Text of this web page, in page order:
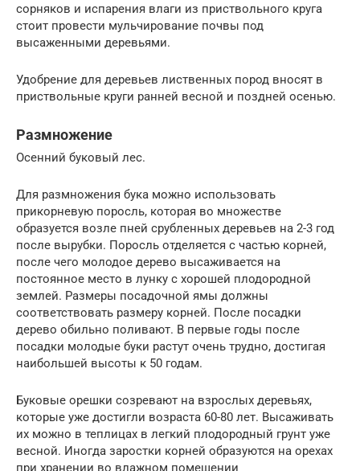
сорняков и испарения влаги из приствольного круга
стоит провести мульчирование почвы под
высаженными деревьями.
Удобрение для деревьев лиственных пород вносят в
приствольные круги ранней весной и поздней осенью.
Размножение
Осенний буковый лес.
Для размножения бука можно использовать
прикорневую поросль, которая во множестве
образуется возле пней срубленных деревьев на 2-3 год
после вырубки. Поросль отделяется с частью корней,
после чего молодое дерево высаживается на
постоянное место в лунку с хорошей плодородной
землей. Размеры посадочной ямы должны
соответствовать размеру корней. После посадки
дерево обильно поливают. В первые годы после
посадки молодые буки растут очень трудно, достигая
наибольшей высоты к 50 годам.
Буковые орешки созревают на взрослых деревьях,
которые уже достигли возраста 60-80 лет. Высаживать
их можно в теплицах в легкий плодородный грунт уже
весной. Иногда заростки корней образуются на орехах
при хранении во влажном помещении